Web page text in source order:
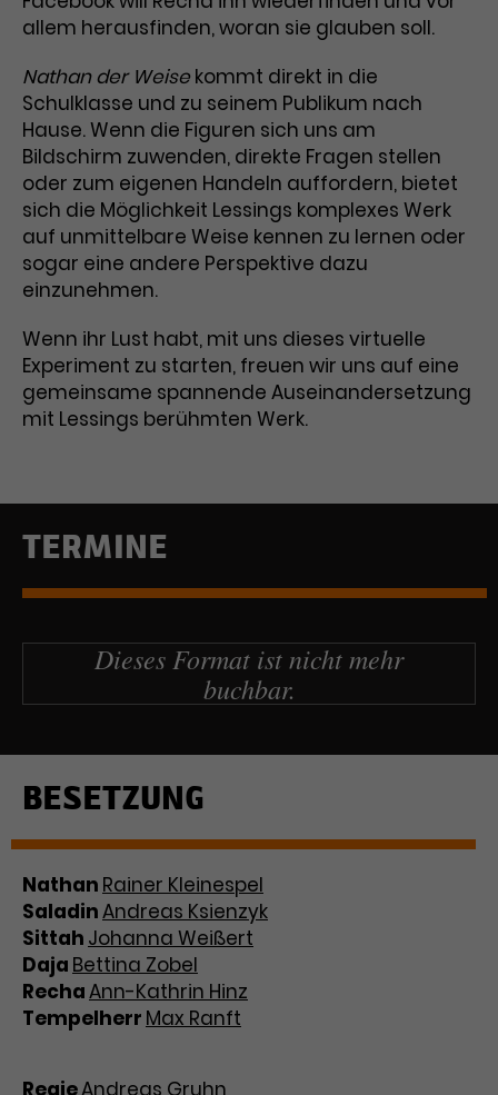
Anbieter Google Analytics
Laufzeit 1 Minute
Zweck
Das ist ein von Google Analytics
gesetztes Cookie. Bestimmte
Daten werden nur maximal einmal
pro Minute an Google Analytics
gesendet. Solange es gesetzt ist,
werden bestimmte
Datenübertragungen
unterbunden.
Laufzeit 3 Monate
Zweck
Dieses Cookie wird verwendet, um
Nutzerinteraktionen mit
Werbeanzeigen zu messen und
Remarketing-Funktionen
bereitzustellen.
Name
Anbieter Google / DoubleClick
Laufzeit 1 Jahr
Dieses Cookie dient der Anzeige
Werbekampagnen über
allem herausfinden, woran sie glauben soll.
Nathan der Weisekommt direkt in die
Schulklasse und zu seinem Publikum nach
Hause. Wenn die Figuren sich uns am
Bildschirm zuwenden, direkte Fragen stellen
oder zum eigenen Handeln auffordern, bietet
sich die Möglichkeit Lessings komplexes Werk
auf unmittelbare Weise kennen zu lernen oder
sogar eine andere Perspektive dazu
einzunehmen.
Wenn ihr Lust habt, mit uns dieses virtuelle
Experiment zu starten, freuen wir uns auf eine
gemeinsame spannende Auseinandersetzung
mit Lessings berühmten Werk.
TERMINE
Dieses Format ist nicht mehr
buchbar.
BESETZUNG
Nathan Rainer Kleinespel
SaladinAndreas Ksienzyk
Sittah Johanna Weißert
Daja Bettina Zobel
RechaAnn-Kathrin Hinz
Tempelherr Max Ranft
RegieAndreas Gruhn